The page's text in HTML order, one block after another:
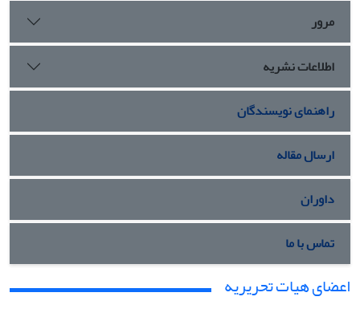
مرور
اطلاعات نشریه
راهنمای نویسندگان
ارسال مقاله
داوران
تماس با ما
اعضای هیات تحریریه